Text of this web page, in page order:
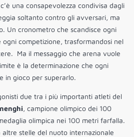
una consapevolezza condivisa dagli
soltanto contro gli avversari, ma
Un cronometro che scandisce ogni
competizione, trasformandosi nel
Ma il messaggio che arena vuole
è la determinazione che ogni
in gioco per superarlo.
due tra i più importanti atleti del
, campione olimpico dei 100
olimpica nei 100 metri farfalla.
stelle del nuoto internazionale